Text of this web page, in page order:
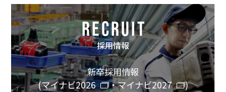
RECRUIT
採用情報
新卒採用情報
(マイナビ2026 ・マイナビ2027 )